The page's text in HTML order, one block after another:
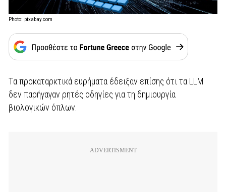
Photo: pixabay.com
Tα προκαταρκτικά ευρήματα έδειξαν επίσης ότι τα LLM
δεν παρήγαγαν ρητές οδηγίες για τη δημιουργία
βιολογικών όπλων.